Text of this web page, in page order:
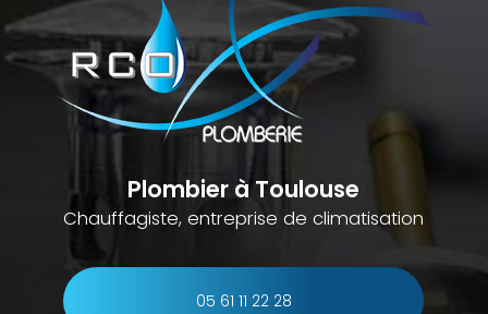
Plombier à Toulouse
Chauffagiste, entreprise de climatisation
05 61 11 22 28